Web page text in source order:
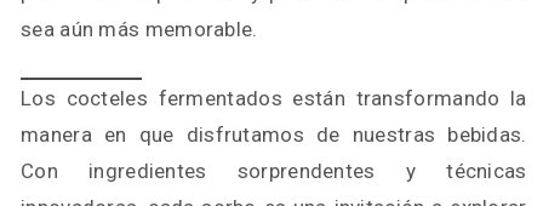
sea aún más memorable.
Los cocteles fermentados están transformando la
manera en que disfrutamos de nuestras bebidas.
Con ingredientes sorprendentes y técnicas